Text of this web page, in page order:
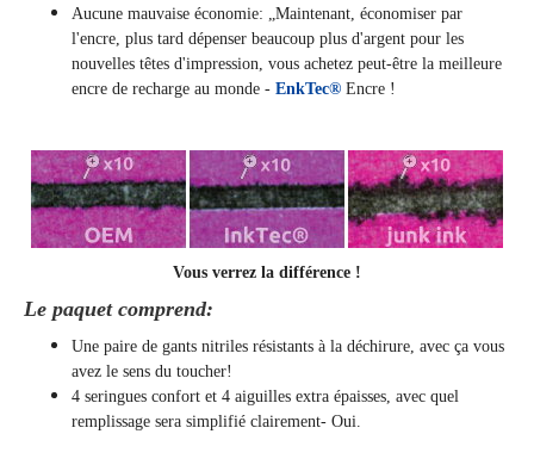
Aucune mauvaise économie: „Maintenant, économiser par
l'encre, plus tard dépenser beaucoup plus d'argent pour les
nouvelles têtes d'impression, vous achetez peut-être la meilleure
encre de recharge au monde - EnkTec® Encre !
Vous verrez la différence !
Le paquet comprend:
Une paire de gants nitriles résistants à la déchirure, avec ça vous
avez le sens du toucher!
4 seringues confort et 4 aiguilles extra épaisses, avec quel
remplissage sera simplifié clairement- Oui.